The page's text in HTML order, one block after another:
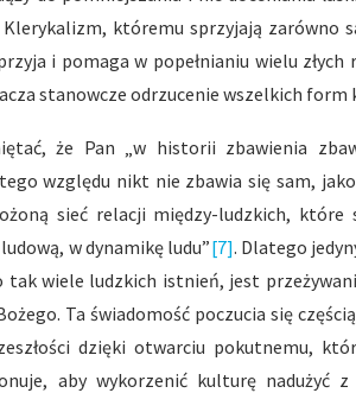
Klerykalizm, któremu sprzyjają zarówno
i pomaga w popełnianiu wielu
stanowcze odrzucenie wszelkich
że Pan „w historii zbawienia
względu nikt nie zbawia się sam,
sieć relacji między-ludzkich,
w dynamikę ludu”[7]. Dlatego
tak wiele ludzkich istnień, jest
Ta świadomość poczucia się
dzięki otwarciu pokutnemu,
aby wykorzenić kulturę nadużyć